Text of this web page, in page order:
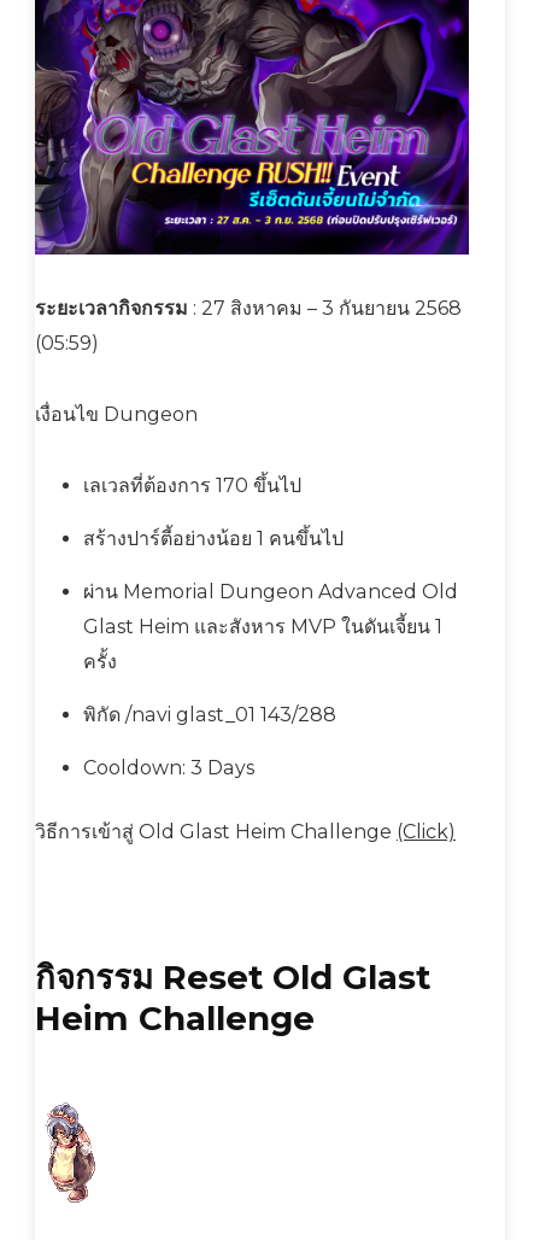
ระยะเวลากิจกรรม : 27 สิงหาคม – 3 กันยายน 2568
(05:59)
เงื่อนไข Dungeon
เลเวลที่ต้องการ 170 ขึ้นไป
สร้างปาร์ตี้อย่างน้อย 1 คนขึ้นไป
ผ่าน Memorial Dungeon Advanced Old
Glast Heim และสังหาร MVP ในดันเจี้ยน 1
ครั้ง
พิกัด /navi glast_01 143/288
Cooldown: 3 Days
วิธีการเข้าสู่ Old Glast Heim Challenge (Click)
กิจกรรม Reset Old Glast
Heim Challenge